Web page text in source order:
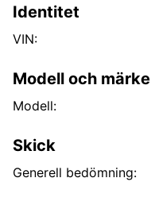
Identitet
VIN:
Modell och märke
Modell:
Skick
Generell bedömning: